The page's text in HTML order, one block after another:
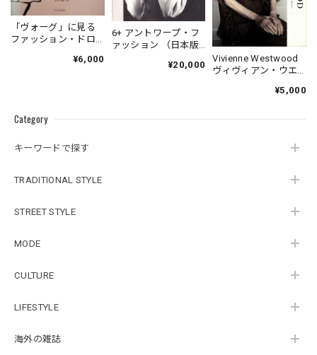
Category
キーワードで探す
TRADITIONAL STYLE
STREET STYLE
MODE
CULTURE
LIFESTYLE
海外の雑誌
「ヴォーグ」に見る
ファッション・ドロ
¥6,000
6+ アントワープ・フ
ァッション （日本版
¥20,000
Vivienne Westwood
ヴィヴィアン・ウエ
¥5,000